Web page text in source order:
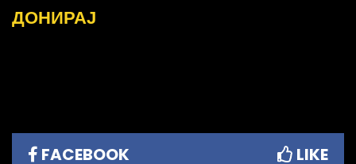
ДОНИРАЈ
FACEBOOK LIKE